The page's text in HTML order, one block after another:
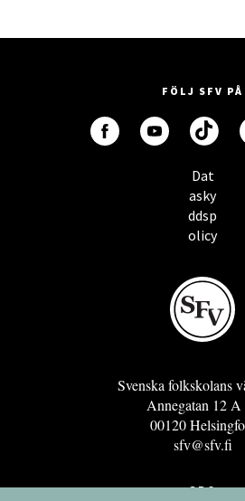
FÖLJ SFV PÅ
Dat
asky
ddsp
olicy
Svenska folkskolans
Annegatan 12 A
00120
sfv@sfv.fi
GRO